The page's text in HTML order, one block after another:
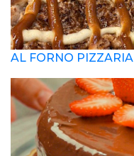
AL FORNO PIZZARIA